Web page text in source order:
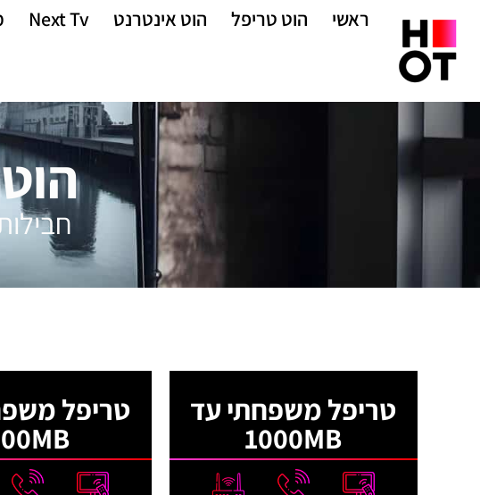
ראשי הוט טריפל הוט אינטרנט Next Tv
טריפל משפחתי עד
1000MB
טריפל